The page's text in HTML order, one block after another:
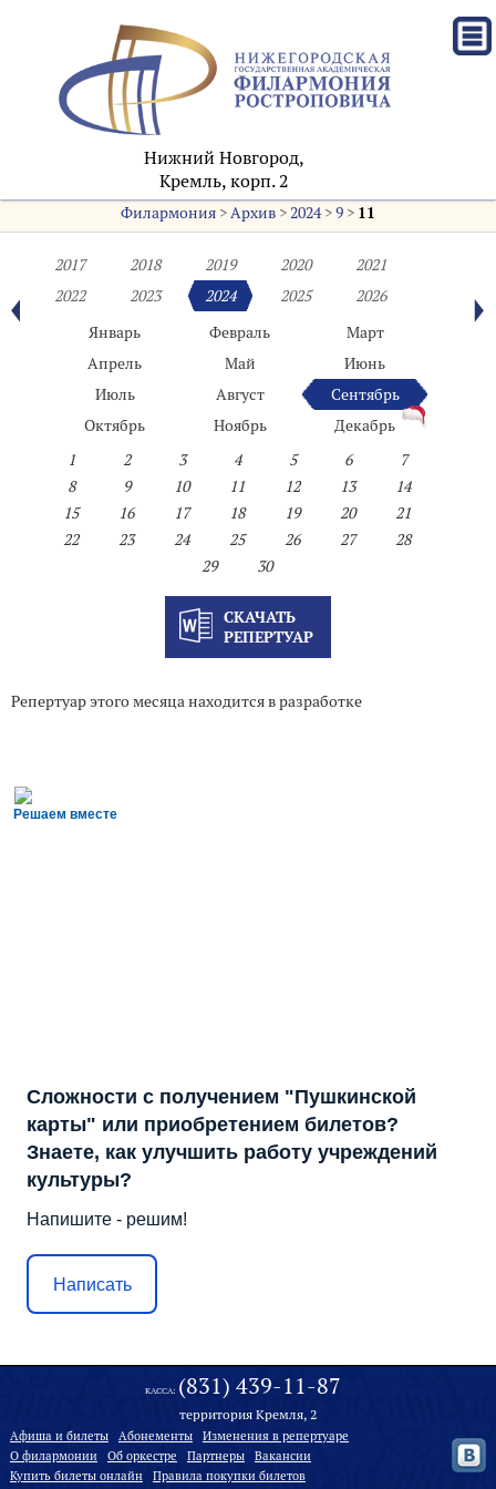
Нижний Новгород,
Кремль, корп. 2
Филармония>Архив>2024>9> 11
2017 2018 2019 2020
2021
2022
2023 2024 2025
2026
Январь
Февраль
Март
Апрель
Май
Июнь
Июль
Август
Сентябрь
Октябрь
Ноябрь
Декабрь
1
2 3 4 5 6
7
8
9 10 11 12 13
14
15
16 17 18 19 20
21
22
23 24 25 26 27
28
29
30
СКАЧАТЬ
РЕПЕРТУАР
Репертуар этого месяца находится в разработке
Решаем вместе
Сложности с получением "Пушкинской
карты" или приобретением билетов?
Знаете, как улучшить работу учреждений
культуры?
Напишите - решим!
Написать
КАССА: (831) 439-11-87
территория Кремля, 2
Афиша и билеты Абонементы
Изменения в репертуаре
О филармонии
Oб оркестре Партнеры
Вакансии
Купить билеты онлайн
Правила покупки билетов